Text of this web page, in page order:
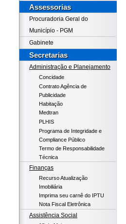
Assessorias
Procuradoria Geral do
Município - PGM
Gabinete
Secretarias
Administração e Planejamento
Concidade
Contrato Agência de
Publicidade
Habitação
Medtran
PLHIS
Programa de Integridade e
Compliance Público
Termo de Responsabilidade
Técnica
Finanças
Recurso Atualização
Imobiliária
Imprima seu carnê do IPTU
Nota Fiscal Eletrônica
Assistência Social